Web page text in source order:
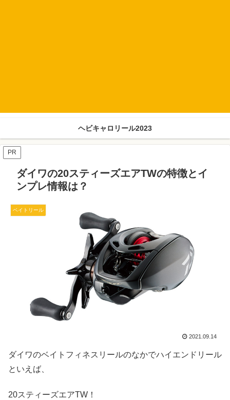
ヘビキャロリール2023
PR
ダイワの20スティーズエアTWの特徴とイ
ンプレ情報は？
ベイトリール
2021.09.14
ダイワのベイトフィネスリールのなかでハイエンドリール
といえば、
20スティーズエアTW！